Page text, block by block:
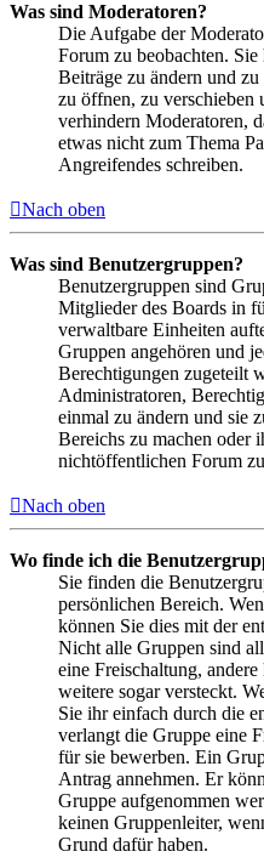
Was sind Moderatoren?
Die Aufgabe der
Forum zu beobachten.
Beiträge zu ändern und
zu öffnen, zu verschieben
verhindern Moderatoren,
etwas nicht zum Thema
Angreifendes schreiben.
Nach oben
Was sind Benutzergruppen?
Benutzergruppen sind
Mitglieder des Boards in
verwaltbare Einheiten
Gruppen angehören und
Berechtigungen zugeteilt
Administratoren,
einmal zu ändern und sie
Bereichs zu machen oder
nichtöffentlichen Forum
Nach oben
Wo finde ich die
Sie finden die
persönlichen Bereich.
können Sie dies mit der
Nicht alle Gruppen sind
eine Freischaltung,
weitere sogar versteckt.
Sie ihr einfach durch die
verlangt die Gruppe eine
für sie bewerben. Ein
Antrag annehmen. Er
Gruppe aufgenommen
keinen Gruppenleiter,
Grund dafür haben.